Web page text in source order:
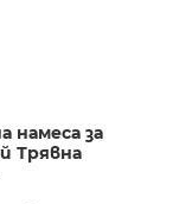
намеса за
Трявна